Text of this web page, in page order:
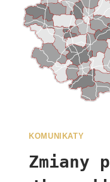
KOMUNIKATY
Zmiany